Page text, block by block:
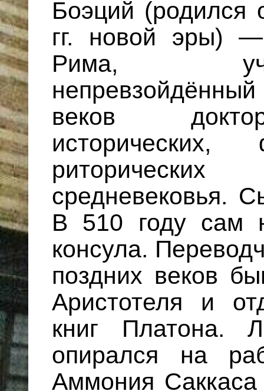
Боэций (родился
гг. новой эры) —
Рима,
веков
исторических,
средневековья.
В 510 году сам
консула.
поздних веков
Аристотеля и
книг Платона.
опирался на
Аммония